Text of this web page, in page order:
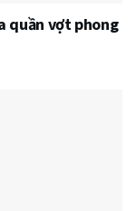
quần vợt phong